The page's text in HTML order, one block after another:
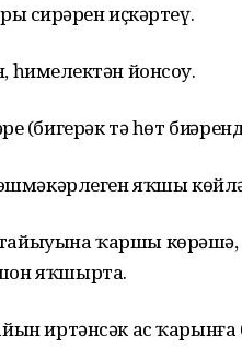
сирҙәрен иҫкәртеү.
йонсоу.
(бигерәк тә һөт
яҡшы
ҡаршы көрәшә,
яҡшырта.
иртәнсәк ас